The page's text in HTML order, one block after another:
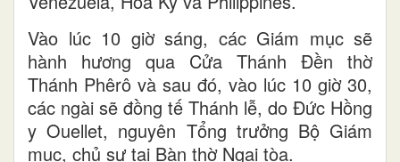
Vào lúc 10 giờ sáng, các Giám mục sẽ
hành hương qua Cửa Thánh Đền thờ
Thánh Phêrô và sau đó, vào lúc 10 giờ 30,
các ngài sẽ đồng tế Thánh lễ, do Đức Hồng
y Ouellet, nguyên Tổng trưởng Bộ Giám
mục, chủ sự tại Bàn thờ Ngai tòa.